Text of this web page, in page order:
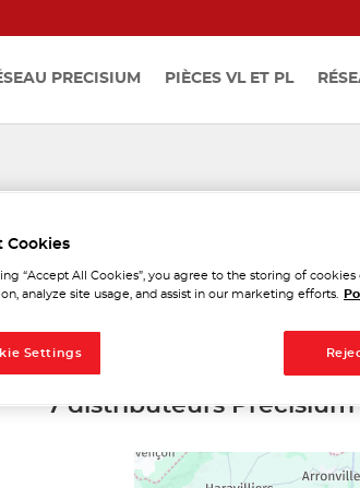
PRECISIUM PIÈCES VL ET PL
distributeurs
7 distributeurs Precisium
Cookies
“Accept All Cookies”, you agree to the storing of
analyze site usage, and assist in our marketing efforts.
Settings